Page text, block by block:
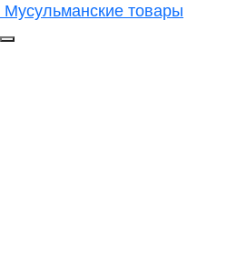
Мусульманские товары